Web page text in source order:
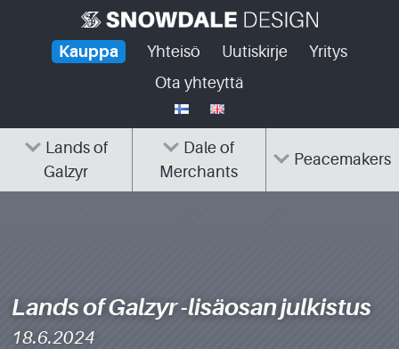
content Kauppa Yhteisö Uutiskirje
Yritys
Ota yhteyttä
Lands of
Galzyr
Dale of
Merchants
Peacemakers
Lands of Galzyr -lisäosan julkistus
18.6.2024